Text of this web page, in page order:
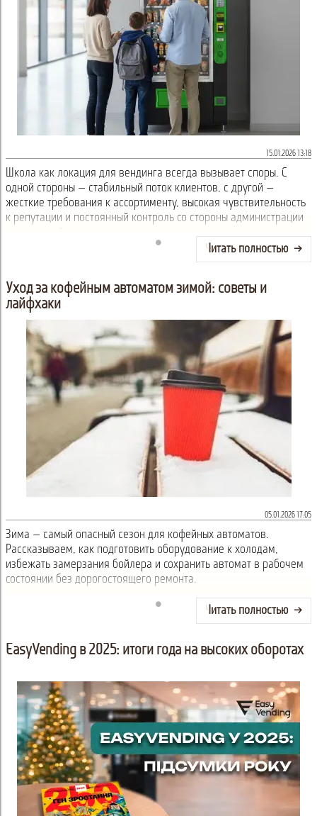
15.01.2026 13:18
Школа как локация для вендинга всегда вызывает споры. С
одной стороны — стабильный поток клиентов, с другой —
жесткие требования к ассортименту, высокая чувствительность
к репутации и постоянный контроль со стороны администрации
и родителей.
Читать полностью
Уход за кофейным автоматом зимой: советы и
лайфхаки
05.01.2026 17:05
Зима — самый опасный сезон для кофейных автоматов.
Рассказываем, как подготовить оборудование к холодам,
избежать замерзания бойлера и сохранить автомат в рабочем
состоянии без дорогостоящего ремонта.
Читать полностью
EasyVending в 2025: итоги года на высоких оборотах